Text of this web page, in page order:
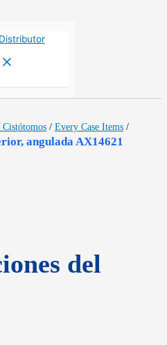
Cistótomos / Every Case Items /
angulada AX14621
del